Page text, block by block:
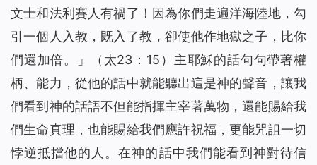
文士和法利賽人有禍了！因為你們走遍洋海陸地，勾
引一個人入教，既入了教，卻使他作地獄之子，比你
們還加倍。
」（太23：15）主耶穌的話句句帶著權
柄、能力，從他的話中就能聽出這是神的聲音，讓我
們看到神的話語不但能指揮主宰著萬物，還能賜給我
們生命真理，也能賜給我們應許祝福，更能咒詛一切
悖逆抵擋他的人。在神的話中我們能看到神對待信